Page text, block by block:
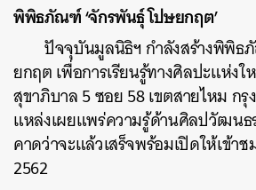
พิพิธภัณฑ์ ‘จักรพันธ์ุ โปษยกฤต’
ปัจจุบันมูลนิธิฯ กำลังสร้างพิพิ
ยกฤต เพื่อการเรียนรู้ทางศิลปะแห่ง
สุขาภิบาล 5 ซอย 58 เขตสายไหม กรุ
แหล่งเผยแพร่ความรู้ด้านศิลปวัฒนธ
คาดว่าจะแล้วเสร็จพร้อมเปิดให้เข้า
2562